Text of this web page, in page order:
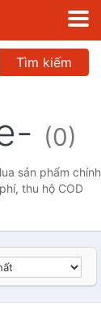
Tìm kiếm
(0)
sản phẩm chính
thu hộ COD